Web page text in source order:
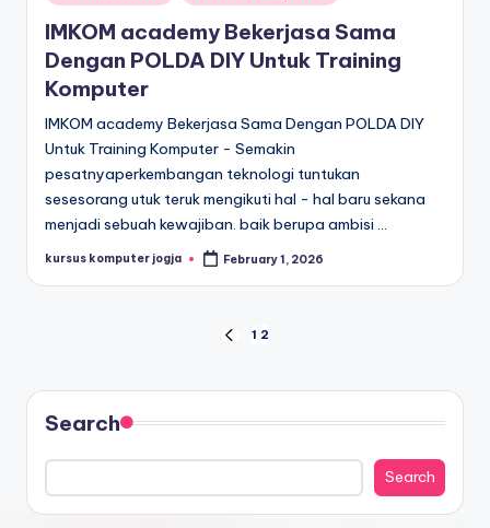
IMKOM academy Bekerjasa Sama
Dengan POLDA DIY Untuk Training
Komputer
IMKOM academy Bekerjasa Sama Dengan POLDA DIY
Untuk Training Komputer - Semakin
pesatnyaperkembangan teknologi tuntukan
sesesorang utuk teruk mengikuti hal - hal baru sekana
menjadi sebuah kewajiban. baik berupa ambisi …
kursus komputer jogja February 1, 2026
1 2
Search
Search